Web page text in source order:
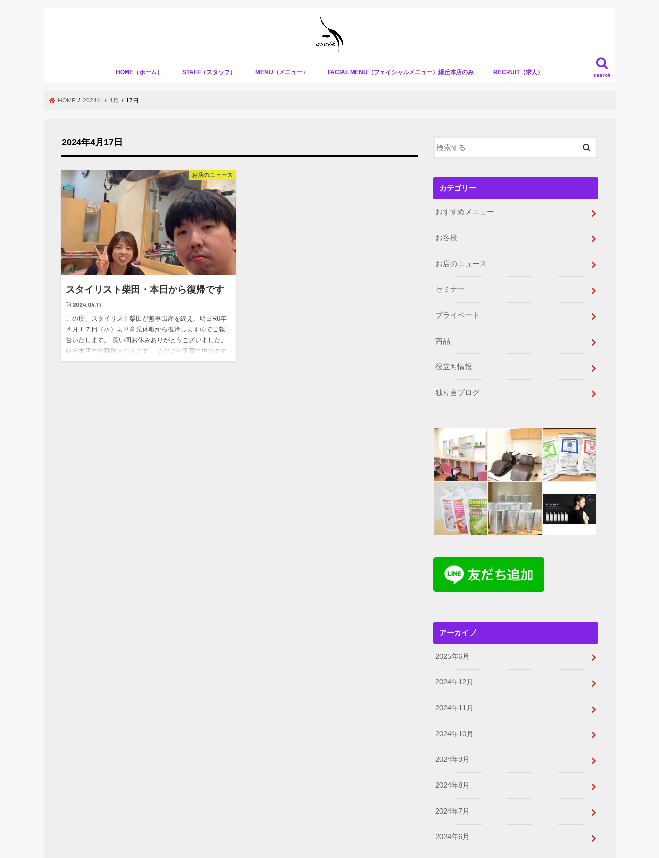
search
HOME（ホーム） STAFF（スタッフ） MENU（メニュー） FACIAL MENU（フェイシャルメニュー）緑丘本店のみ RECRUIT（求人）
HOME 2024年 4月 17日
2024年4月17日
お店のニュース
スタイリスト柴田・本日から復帰です
2024.04.17
この度、スタイリスト柴田が無事出産を終え、明日R6年
４月１７日（水）より育児休暇から復帰しますのでご報
告いたします。 長い間お休みありがとうございました。
緑丘本店での勤務となります。 まだまだ子育て中なので
ご迷惑をかけ…
カテゴリー
おすすめメニュー
お客様
お店のニュース
セミナー
プライベート
商品
役立ち情報
独り言ブログ
アーカイブ
2025年6月
2024年12月
2024年11月
2024年10月
2024年9月
2024年8月
2024年7月
2024年6月